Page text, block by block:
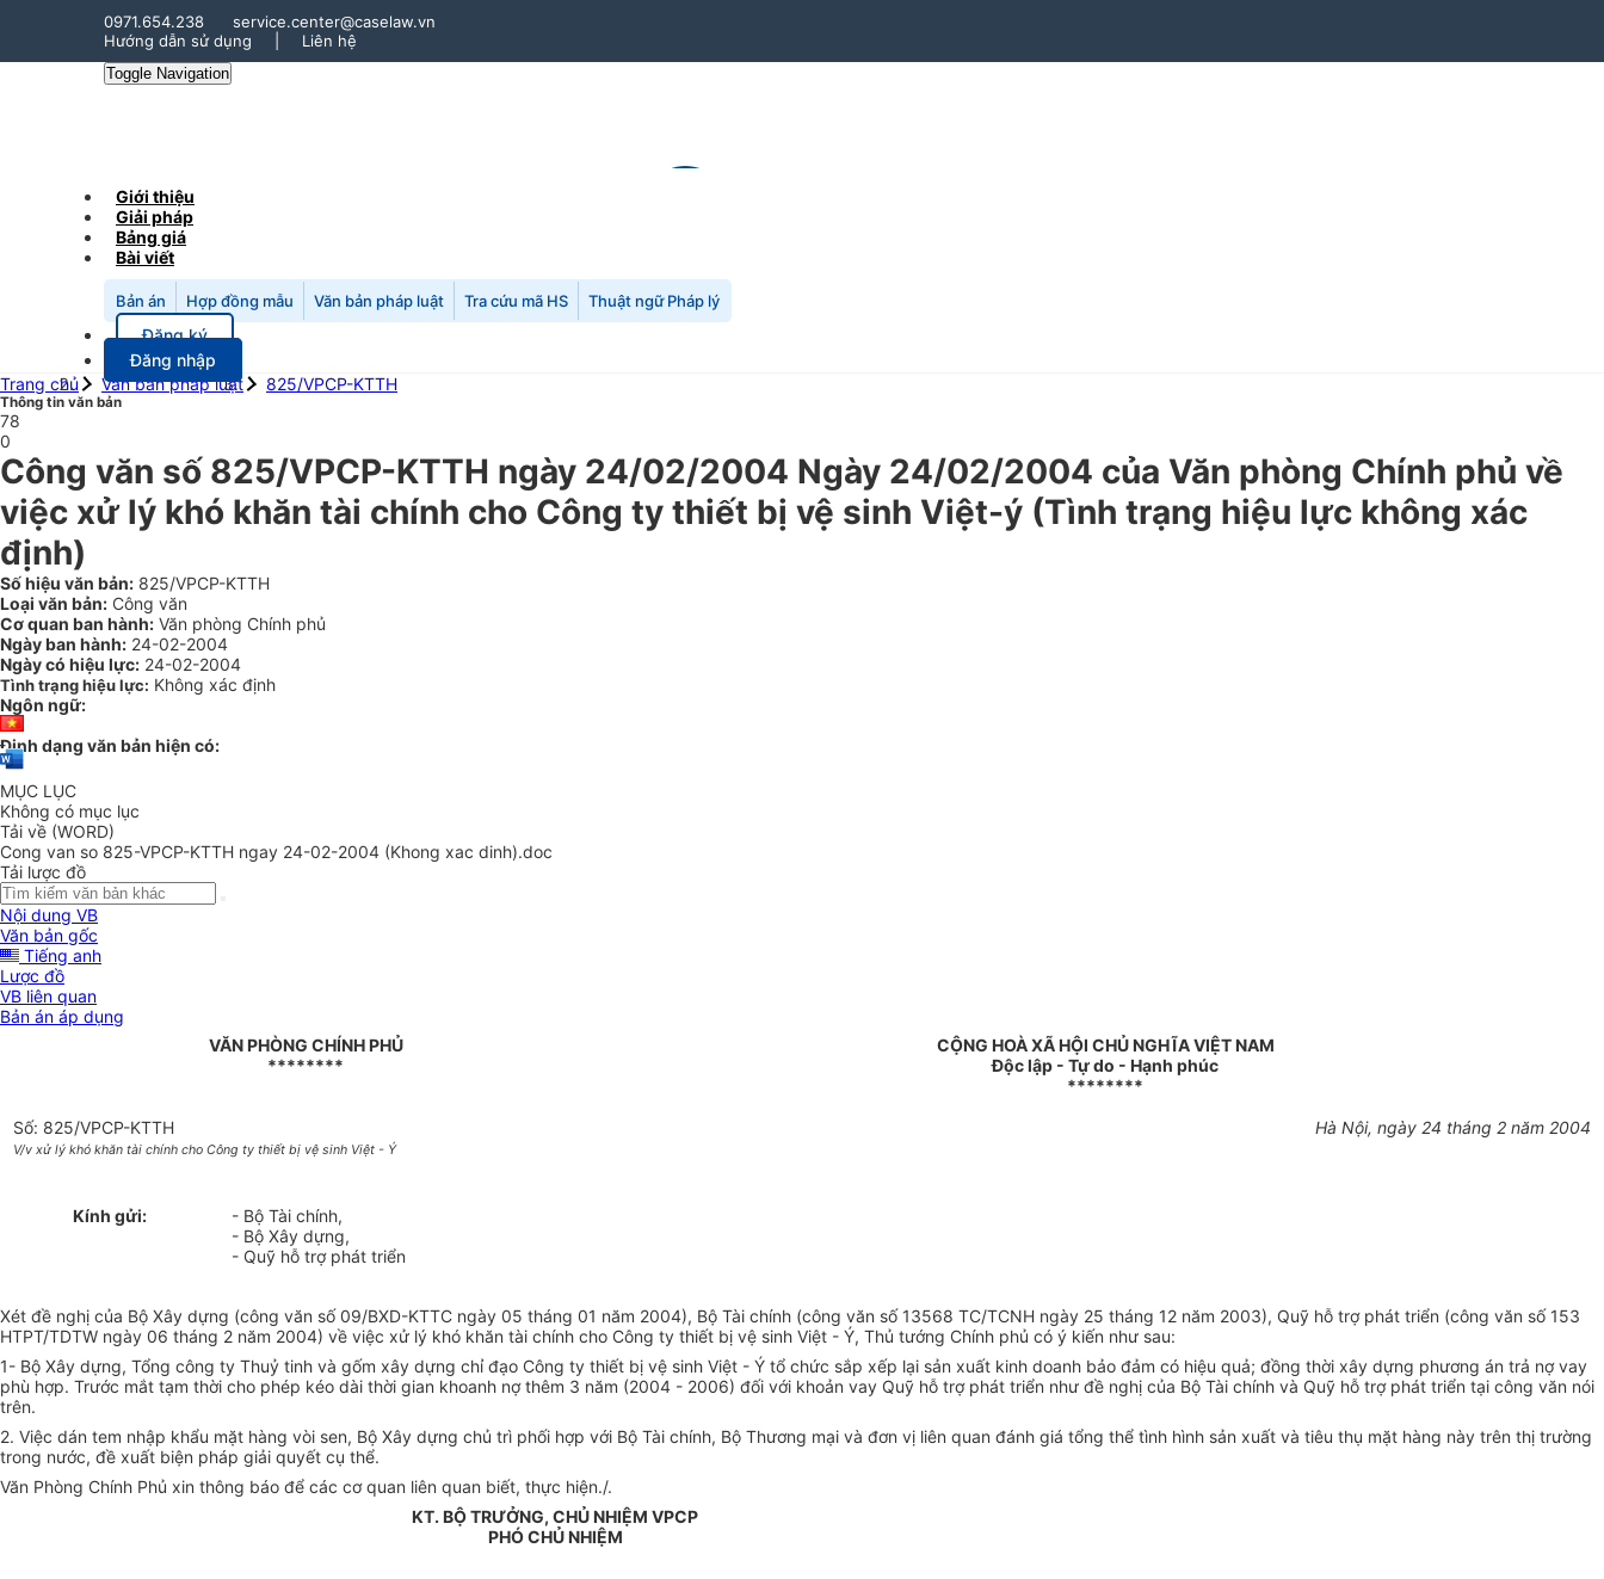
0971.654.238
service.center@caselaw.vn
Hướng dẫn sử dụng
Liên hệ
Toggle Navigation
Giới thiệu
Giải pháp
Bảng giá
Bài viết
Bản án Hợp đồng mẫu Văn bản pháp luật Tra cứu mã HS Thuật ngữ Pháp lý
Đăng ký
Đăng nhập
Trang chủ
Văn bản pháp luật 825/VPCP-KTTH
Thông tin văn bản
78
0
Công văn số 825/VPCP-KTTH ngày 24/02/2004 Ngày 24/02/2004 của Văn phòng Chính phủ về
việc xử lý khó khăn tài chính cho Công ty thiết bị vệ sinh Việt-ý (Tình trạng hiệu lực không xác
định)
Số hiệu văn bản: 825/VPCP-KTTH
Loại văn bản: Công văn
Cơ quan ban hành: Văn phòng Chính phủ
Ngày ban hành: 24-02-2004
Ngày có hiệu lực: 24-02-2004
Tình trạng hiệu lực: Không xác định
Ngôn ngữ:
Định dạng văn bản hiện có:
MỤC LỤC
Không có mục lục
Tải về (WORD)
Cong van so 825-VPCP-KTTH ngay 24-02-2004 (Khong xac dinh).doc
Tải lược đồ
Nội dung VB
Văn bản gốc
Tiếng anh
Lược đồ
VB liên quan
Bản án áp dụng
VĂN PHÒNG CHÍNH PHỦ
********
CỘNG HOÀ XÃ HỘI CHỦ NGHĨA VIỆT NAM
Độc lập - Tự do - Hạnh phúc
********
Số: 825/VPCP-KTTH
V/v xử lý khó khăn tài chính cho Công ty thiết bị vệ sinh Việt - Ý
Hà Nội, ngày 24 tháng 2 năm 2004
Kính gửi:
- Bộ Tài chính,
- Bộ Xây dựng,
- Quỹ hỗ trợ phát triển
Xét đề nghị của Bộ Xây dựng (công văn số 09/BXD-KTTC ngày 05 tháng 01 năm 2004), Bộ Tài chính (công văn số 13568 TC/TCNH ngày 25 tháng 12 năm 2003), Quỹ hỗ trợ phát triển (công văn số 153
HTPT/TDTW ngày 06 tháng 2 năm 2004) về việc xử lý khó khăn tài chính cho Công ty thiết bị vệ sinh Việt - Ý, Thủ tướng Chính phủ có ý kiến như sau:
1- Bộ Xây dựng, Tổng công ty Thuỷ tinh và gốm xây dựng chỉ đạo Công ty thiết bị vệ sinh Việt - Ý tổ chức sắp xếp lại sản xuất kinh doanh bảo đảm có hiệu quả; đồng thời xây dựng phương án trả nợ vay
phù hợp. Trước mắt tạm thời cho phép kéo dài thời gian khoanh nợ thêm 3 năm (2004 - 2006) đối với khoản vay Quỹ hỗ trợ phát triển như đề nghị của Bộ Tài chính và Quỹ hỗ trợ phát triển tại công văn nói
trên.
2. Việc dán tem nhập khẩu mặt hàng vòi sen, Bộ Xây dựng chủ trì phối hợp với Bộ Tài chính, Bộ Thương mại và đơn vị liên quan đánh giá tổng thể tình hình sản xuất và tiêu thụ mặt hàng này trên thị trường
trong nước, đề xuất biện pháp giải quyết cụ thể.
Văn Phòng Chính Phủ xin thông báo để các cơ quan liên quan biết, thực hiện./.
KT. BỘ TRƯỞNG, CHỦ NHIỆM VPCP
PHÓ CHỦ NHIỆM